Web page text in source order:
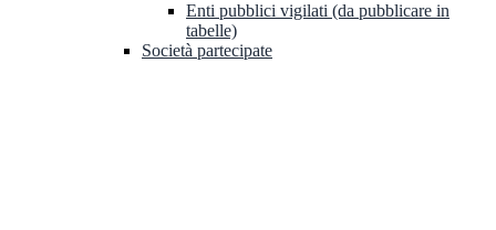
Enti pubblici vigilati (da pubblicare in
tabelle)
Società partecipate